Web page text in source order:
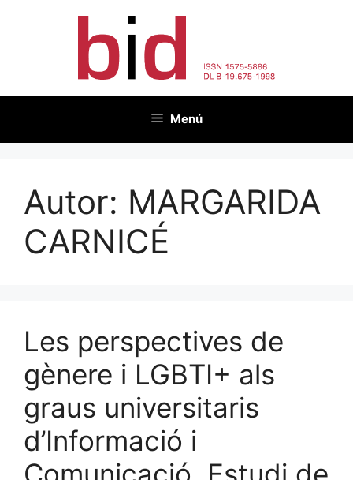
Menú
Autor: MARGARIDA
CARNICÉ
Les perspectives de
gènere i LGBTI+ als
graus universitaris
d’Informació i
Comunicació. Estudi de